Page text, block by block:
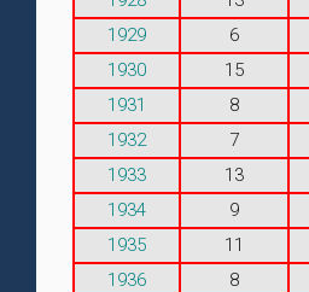
1929
6
1930
15
1931
8
1932
7
1933
13
1934
9
1935
11
1936
8